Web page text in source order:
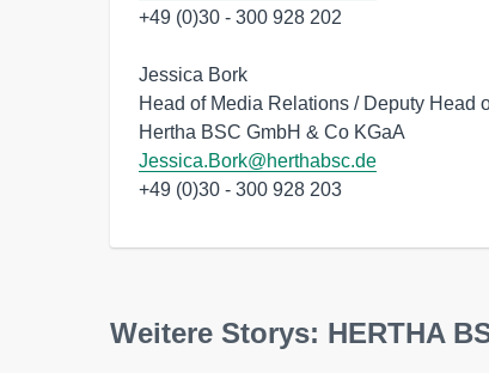
+49 (0)30 - 300 928 202
Jessica Bork
Head of Media Relations / Deputy Head
Jessica.Bork@herthabsc.de
+49 (0)30 - 300 928 203
Weitere Storys: HERTHA